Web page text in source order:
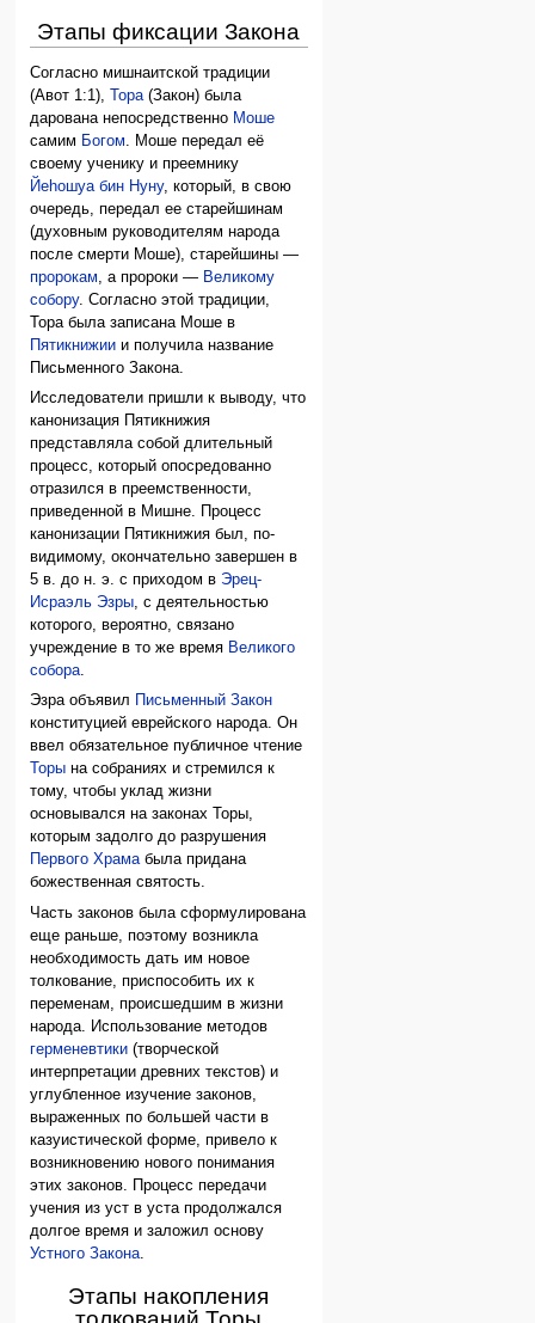
Этапы фиксации Закона
Согласно мишнаитской традиции
(Авот 1:1),Тора (Закон) была
дарована непосредственно Моше
самим Богом . Моше передал её
своему ученику и преемнику
Йеhошуа бин Нуну, который, в свою
очередь, передал ее старейшинам
(духовным руководителям народа
после смерти Моше), старейшины —
пророкам , а пророки — Великому
собору. Согласно этой традиции,
Тора была записана Моше в
Пятикнижии и получила название
Письменного Закона.
Исследователи пришли к выводу, что
канонизация Пятикнижия
представляла собой длительный
процесс, который опосредованно
отразился в преемственности,
приведенной в Мишне. Процесс
канонизации Пятикнижия был, по-
видимому, окончательно завершен в
5 в. до н. э. с приходом в Эрец-
Исраэль Эзры, с деятельностью
которого, вероятно, связано
учреждение в то же время Великого
собора.
Эзра объявил
Письменный Закон
конституцией еврейского народа. Он
ввел обязательное публичное чтение
Торы на собраниях и стремился к
тому, чтобы уклад жизни
основывался на законах Торы,
которым задолго до разрушения
Первого Храмабыла придана
божественная святость.
Часть законов была сформулирована
еще раньше, поэтому возникла
необходимость дать им новое
толкование, приспособить их к
переменам, происшедшим в жизни
народа. Использование методов
герменевтики (творческой
интерпретации древних текстов) и
углубленное изучение законов,
выраженных по большей части в
казуистической форме, привело к
возникновению нового понимания
этих законов. Процесс передачи
учения из уст в уста продолжался
долгое время и заложил основу
Устного Закона.
Этапы накопления